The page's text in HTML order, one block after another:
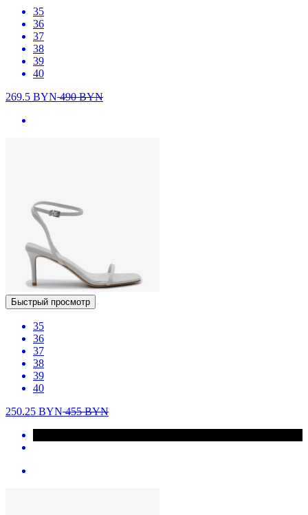
35
36
37
38
39
40
269.5 BYN490BYN
Быстрый просмотр
35
36
37
38
39
40
250.25 BYN455BYN